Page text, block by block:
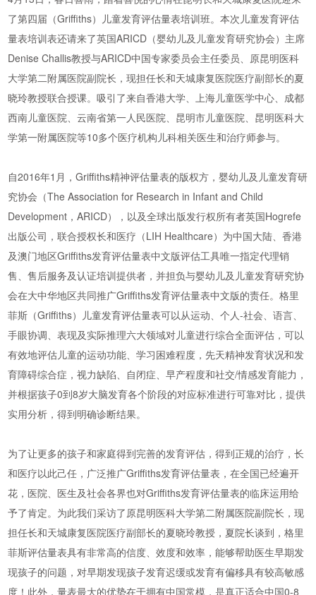
了第四届（Griffiths）儿童发育评估量表培训班。本次儿童发育评估
量表培训表还请来了英国ARICD（婴幼儿及儿童发育研究协会）主席
Denise Challis教授与ARICD中国专家委员会主任委员、原昆明医科
大学第二附属医院副院长，现担任长和天城康复医院医疗副部长的夏
晓玲教授联合授课。吸引了来自香港大学、上海儿童医学中心、成都
西南儿童医院、云南省第一人民医院、昆明市儿童医院、昆明医科大
学第一附属医院等10多个医疗机构儿科相关医生和治疗师参与。
自2016年1月，Griffiths精神评估量表的版权方，婴幼儿及儿童发育研
究协会（The Association for Research in Infant and Child
Development，ARICD），以及全球出版发行权所有者英国Hogrefe
出版公司，联合授权长和医疗（LIH Healthcare）为中国大陆、香港
及澳门地区Griffiths发育评估量表中文版评估工具唯一指定代理销
售、售后服务及认证培训提供者，并担负与婴幼儿及儿童发育研究协
会在大中华地区共同推广Griffiths发育评估量表中文版的责任。格里
菲斯（Griffiths）儿童发育评估量表可以从运动、个人-社会、语言、
手眼协调、表现及实际推理六大领域对儿童进行综合全面评估，可以
有效地评估儿童的运动功能、学习困难程度，先天精神发育状况和发
育障碍综合症，视力缺陷、自闭症、早产程度和社交/情感发育能力，
并根据孩子0到8岁大脑发育各个阶段的对应标准进行可靠对比，提供
实用分析，得到明确诊断结果。
为了让更多的孩子和家庭得到完善的发育评估，得到正规的治疗，长
和医疗以此己任，广泛推广Griffiths发育评估量表，在全国已经遍开
花，医院、医生及社会各界也对Griffiths发育评估量表的临床运用给
予了肯定。为此我们采访了原昆明医科大学第二附属医院副院长，现
担任长和天城康复医院医疗副部长的夏晓玲教授，夏院长谈到，格里
菲斯评估量表具有非常高的信度、效度和效率，能够帮助医生早期发
现孩子的问题，对早期发现孩子发育迟缓或发育有偏移具有较高敏感
度！此外，量表最大的优势在于拥有中国常模，是真正适合中国0-8